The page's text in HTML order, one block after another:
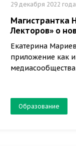
29 декабря 2022
Магистрантка
Лекторов» о
Екатерина
приложение как
медиасообщества
Образование